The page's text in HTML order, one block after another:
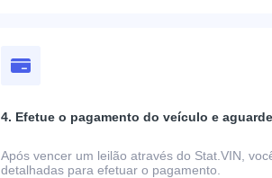
4. Efetue o pagamento do veículo e
Após vencer um leilão através do Stat.VIN,
detalhadas para efetuar o pagamento.